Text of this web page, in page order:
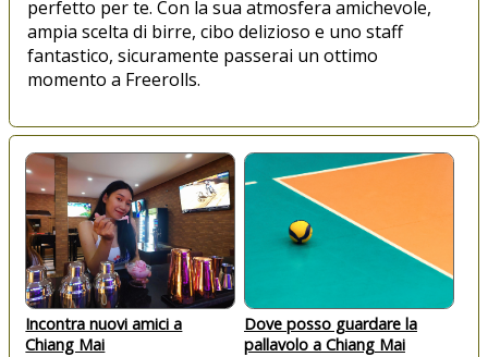
perfetto per te. Con la sua atmosfera amichevole,
ampia scelta di birre, cibo delizioso e uno staff
fantastico, sicuramente passerai un ottimo
momento a Freerolls.
Incontra nuovi amici a
Chiang Mai
Dove posso guardare la
pallavolo a Chiang Mai